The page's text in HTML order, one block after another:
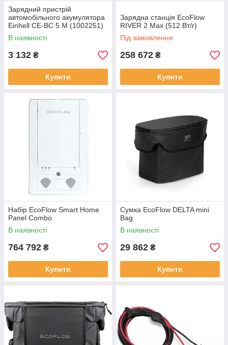
Зарядний пристрій
автомобільного акумулятора
Einhell CE-BC 5 M (1002251)
з інтелектуальним зарядом
В наявності
3 132 ₴
Купити
Зарядна станція EcoFlow
RIVER 2 Max (512 Вт/г)
Під замовлення
258 672 ₴
Купити
Набір EcoFlow Smart Home
Panel Combo
В наявності
764 792 ₴
Купити
Сумка EcoFlow DELTA mini
Bag
В наявності
29 862 ₴
Купити